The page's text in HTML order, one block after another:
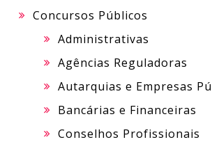
Concursos Públicos
Administrativas
Agências Reguladoras
Autarquias e Empresas
Bancárias e Financeiras
Conselhos Profissionais